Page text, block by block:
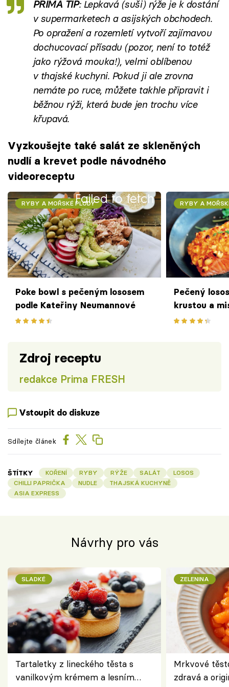
PRIMA TIP: Lepkavá (suši) rýže je k dostání
v supermarketech a asijských obchodech.
Po opražení a rozemletí vytvoří zajímavou
dochucovací přísadu (pozor, není to totéž
jako rýžová mouka!), velmi oblíbenou
v thajské kuchyni. Pokud ji ale zrovna
nemáte po ruce, můžete takhle připravit i
běžnou rýži, která bude jen trochu více
křupavá.
Vyzkoušejte také salát ze skleněných
nudlí a krevet podle návodného
videoreceptu
Failed to fetch
RYBY A MOŘSKÉ PLODY
Poke bowl s pečeným lososem
podle Kateřiny Neumannové
RYBY A
Pečený
krustou a
slavnostní
Zdroj receptu
redakce Prima FRESH
Vstoupit do diskuze
Sdílejte článek
ŠTÍTKY KOŘENÍ RYBY RÝŽE SALÁT
LOSOS
CHILLI PAPRIČKA
NUDLE
THAJSKÁ KUCHYNĚ
ASIA EXPRESS
Návrhy pro vás
SLADKÉ
Tartaletky z lineckého těsta s
vanilkovým krémem a lesním
ZELENINA
Mrkvové
zdravá a